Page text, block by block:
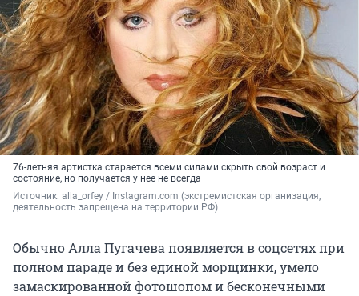
76-летняя артистка старается всеми силами скрыть свой возраст и
состояние, но получается у нее не всегда
Источник: alla_orfey / Instagram.com (экстремистская организация,
деятельность запрещена на территории РФ)
Обычно Алла Пугачева появляется в соцсетях при
полном параде и без единой морщинки, умело
замаскированной фотошопом и бесконечными